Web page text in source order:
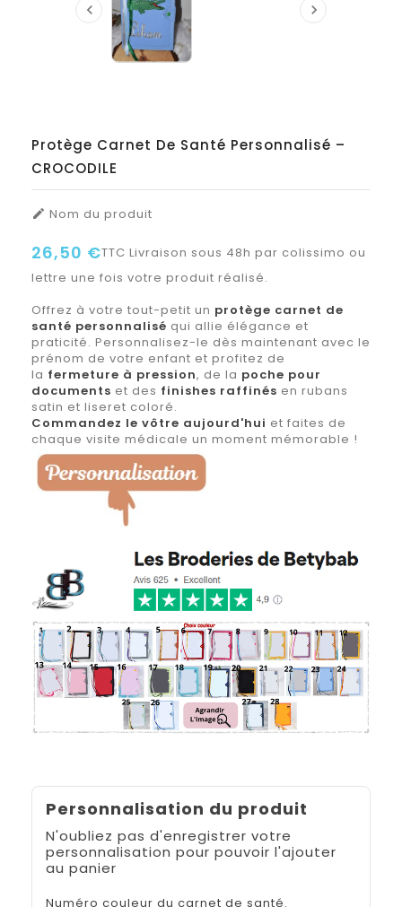
 
Protège Carnet De Santé Personnalisé –
CROCODILE
 Nom du produit
26,50 €TTC Livraison sous 48h par colissimo ou
lettre une fois votre produit réalisé.
Offrez à votre tout-petit un protège carnet de
santé personnalisé qui allie élégance et
praticité. Personnalisez-le dès maintenant avec le
prénom de votre enfant et profitez de
la fermeture à pression, de la poche pour
documents et des finishes raffinés en rubans
satin et liseret coloré.
Commandez le vôtre aujourd'hui et faites de
chaque visite médicale un moment mémorable !
Personnalisation du produit
N'oubliez pas d'enregistrer votre
personnalisation pour pouvoir l'ajouter
au panier
Numéro couleur du carnet de santé.